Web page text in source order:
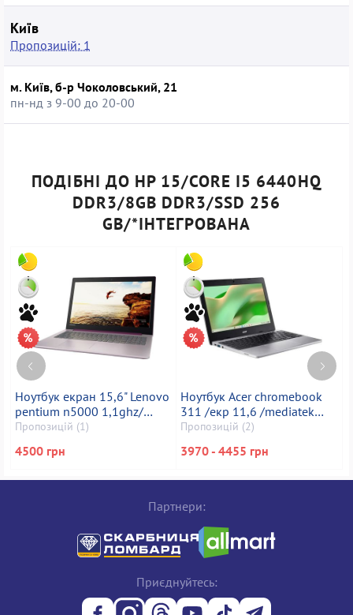
Київ
Пропозицій: 1
м. Київ, б-р Чоколовський, 21
пн-нд з 9-00 до 20-00
ПОДІБНІ ДО HP 15/CORE I5 6440HQ
DDR3/8GB DDR3/SSD 256
GB/*ІНТЕГРОВАНА
Ноутбук екран 15,6" Lenovo
pentium n5000 1,1ghz/
ram4gb/ ssd128gb/
Пропозицій (1)
4500 грн
Ноутбук Acer chromebook
311 /екр 11,6 /mediatek
kompanio 528 /ram 4gb /ssd
graphics
Пропозицій (2)
3970 - 4455 грн
Партнери:
Приєднуйтесь: